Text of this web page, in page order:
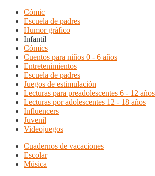
Cómic
Escuela de padres
Humor gráfico
Infantil
Cómics
Cuentos para niños 0 - 6 años
Entretenimientos
Escuela de padres
Juegos de estimulación
Lecturas para preadolescentes 6 - 12 años
Lecturas por adolescentes 12 - 18 años
Influencers
Juvenil
Videojuegos
Cuadernos de vacaciones
Escolar
Música